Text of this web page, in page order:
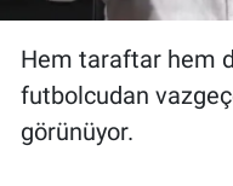
Hem taraftar hem
futbolcudan
görünüyor.